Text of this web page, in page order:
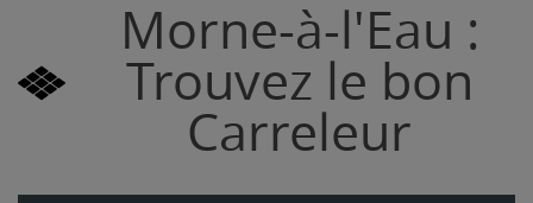
Morne-à-l'Eau :
Trouvez le bon
Carreleur